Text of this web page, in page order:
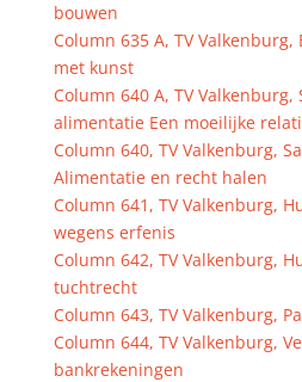
bouwen
Column 635 A, TV
met kunst
Column 640 A, TV
alimentatie Een moeilijke
Column 640, TV Valkenburg,
Alimentatie en recht halen
Column 641, TV Valkenburg,
wegens erfenis
Column 642, TV Valkenburg,
tuchtrecht
Column 643, TV Valkenburg,
Column 644, TV Valkenburg,
bankrekeningen